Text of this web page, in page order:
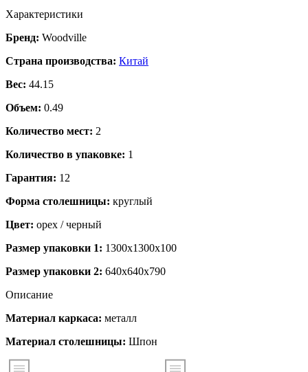
Характеристики
Бренд: Woodville
Страна производства: Китай
Вес: 44.15
Объем: 0.49
Количество мест: 2
Количество в упаковке: 1
Гарантия: 12
Форма столешницы: круглый
Цвет: орех / черный
Размер упаковки 1: 1300x1300x100
Размер упаковки 2: 640x640x790
Описание
Материал каркаса: металл
Материал столешницы: Шпон